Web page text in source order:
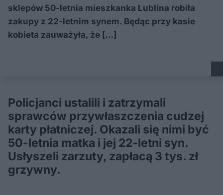
sklepów 50-letnia mieszkanka Lublina robiła
zakupy z 22-letnim synem. Będąc przy kasie
kobieta zauważyła, że […]
Policjanci ustalili i zatrzymali
sprawców przywłaszczenia cudzej
karty płatniczej. Okazali się nimi być
50-letnia matka i jej 22-letni syn.
Usłyszeli zarzuty, zapłacą 3 tys. zł
grzywny.